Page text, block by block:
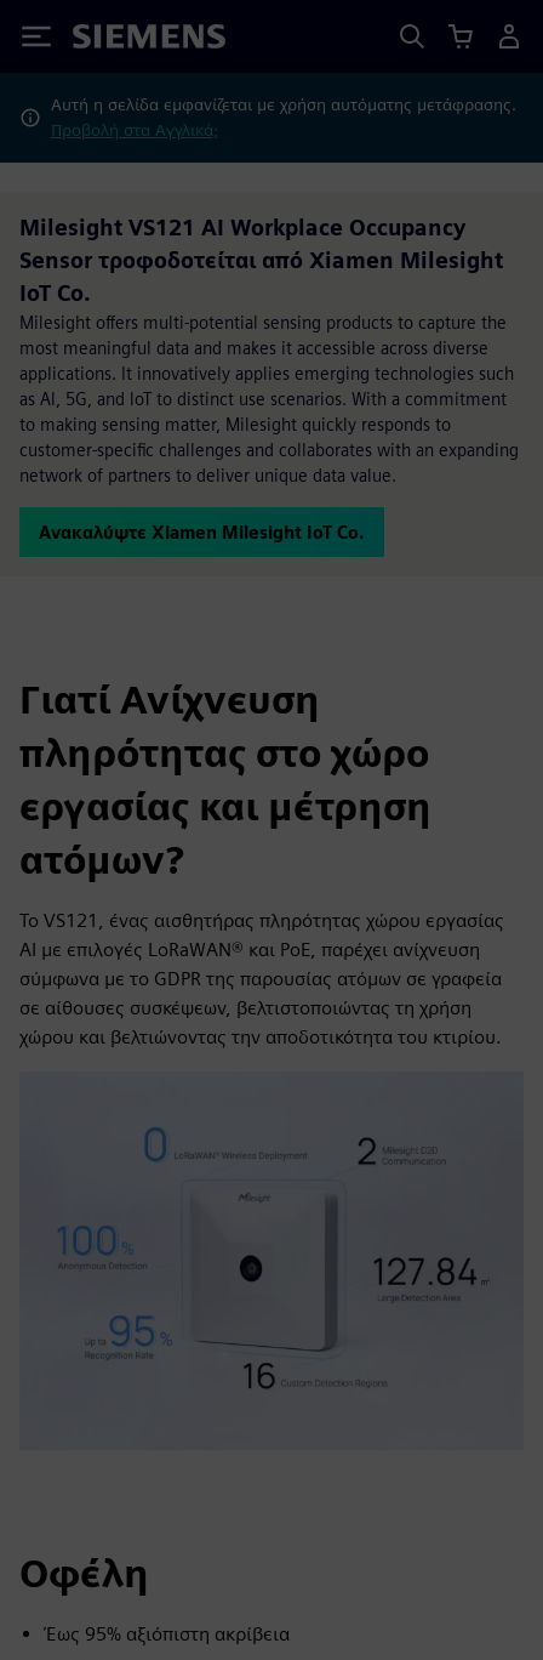
Siemens
Αυτή η σελίδα εμφανίζεται με χρήση αυτόματης μετάφρασης.
Προβολή στα Αγγλικά;
Milesight VS121 AI Workplace Occupancy
Sensor τροφοδοτείται από Xiamen Milesight
IoT Co.
Milesight offers multi-potential sensing products to capture the
most meaningful data and makes it accessible across diverse
applications. It innovatively applies emerging technologies such
as Al, 5G, and loT to distinct use scenarios. With a commitment
to making sensing matter, Milesight quickly responds to
customer-specific challenges and collaborates with an expanding
network of partners to deliver unique data value.
Ανακαλύψτε Xiamen Milesight IoT Co.
Γιατί Ανίχνευση
πληρότητας στο χώρο
εργασίας και μέτρηση
ατόμων?
Το VS121, ένας αισθητήρας πληρότητας χώρου εργασίας
AI με επιλογές LoRaWAN® και PoE, παρέχει ανίχνευση
σύμφωνα με το GDPR της παρουσίας ατόμων σε γραφεία
σε αίθουσες συσκέψεων, βελτιστοποιώντας τη χρήση
χώρου και βελτιώνοντας την αποδοτικότητα του κτιρίου.
Οφέλη
Έως 95% αξιόπιστη ακρίβεια